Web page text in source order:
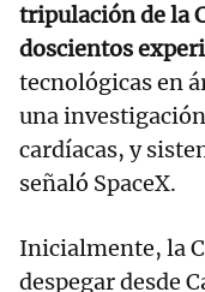
tripulación de la
doscientos
tecnológicas en
una
cardíacas, y
señaló SpaceX.
Inicialmente, la
despegar desde